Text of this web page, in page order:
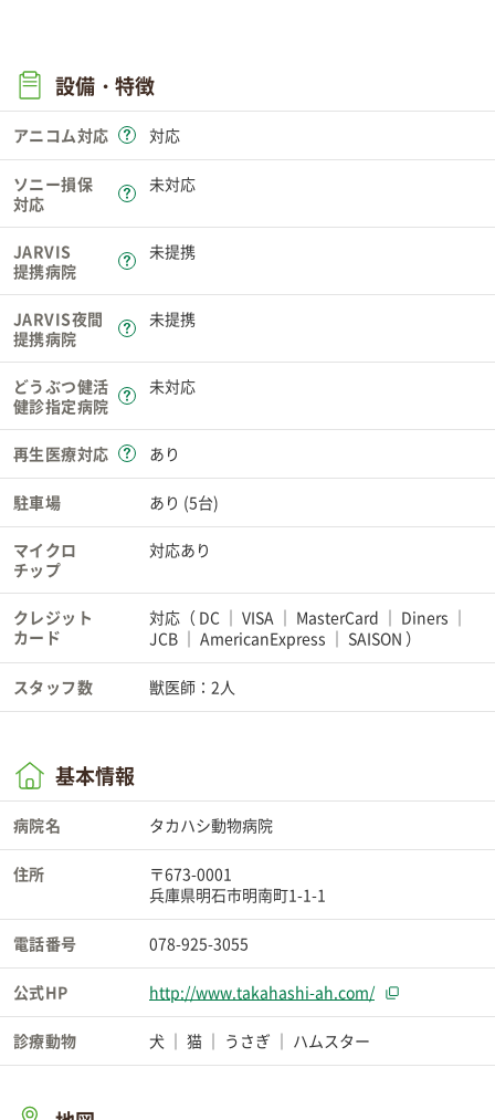
設備・特徴
アニコム対応 対応
ソニー損保
対応
未対応
JARVIS
提携病院
未提携
JARVIS夜間
提携病院
未提携
どうぶつ健活
健診指定病院
未対応
再生医療対応 あり
駐車場 あり (5台)
マイクロ
チップ
対応あり
クレジット
カード
対応（ DC VISA MasterCard
Diners
JCB
AmericanExpress SAISON ）
スタッフ数 獣医師：2人
基本情報
病院名 タカハシ動物病院
住所
〒673-0001
兵庫県明石市明南町1-1-1
電話番号 078-925-3055
公式HP http://www.takahashi-ah.com/
診療動物 犬 猫 うさぎ ハムスター